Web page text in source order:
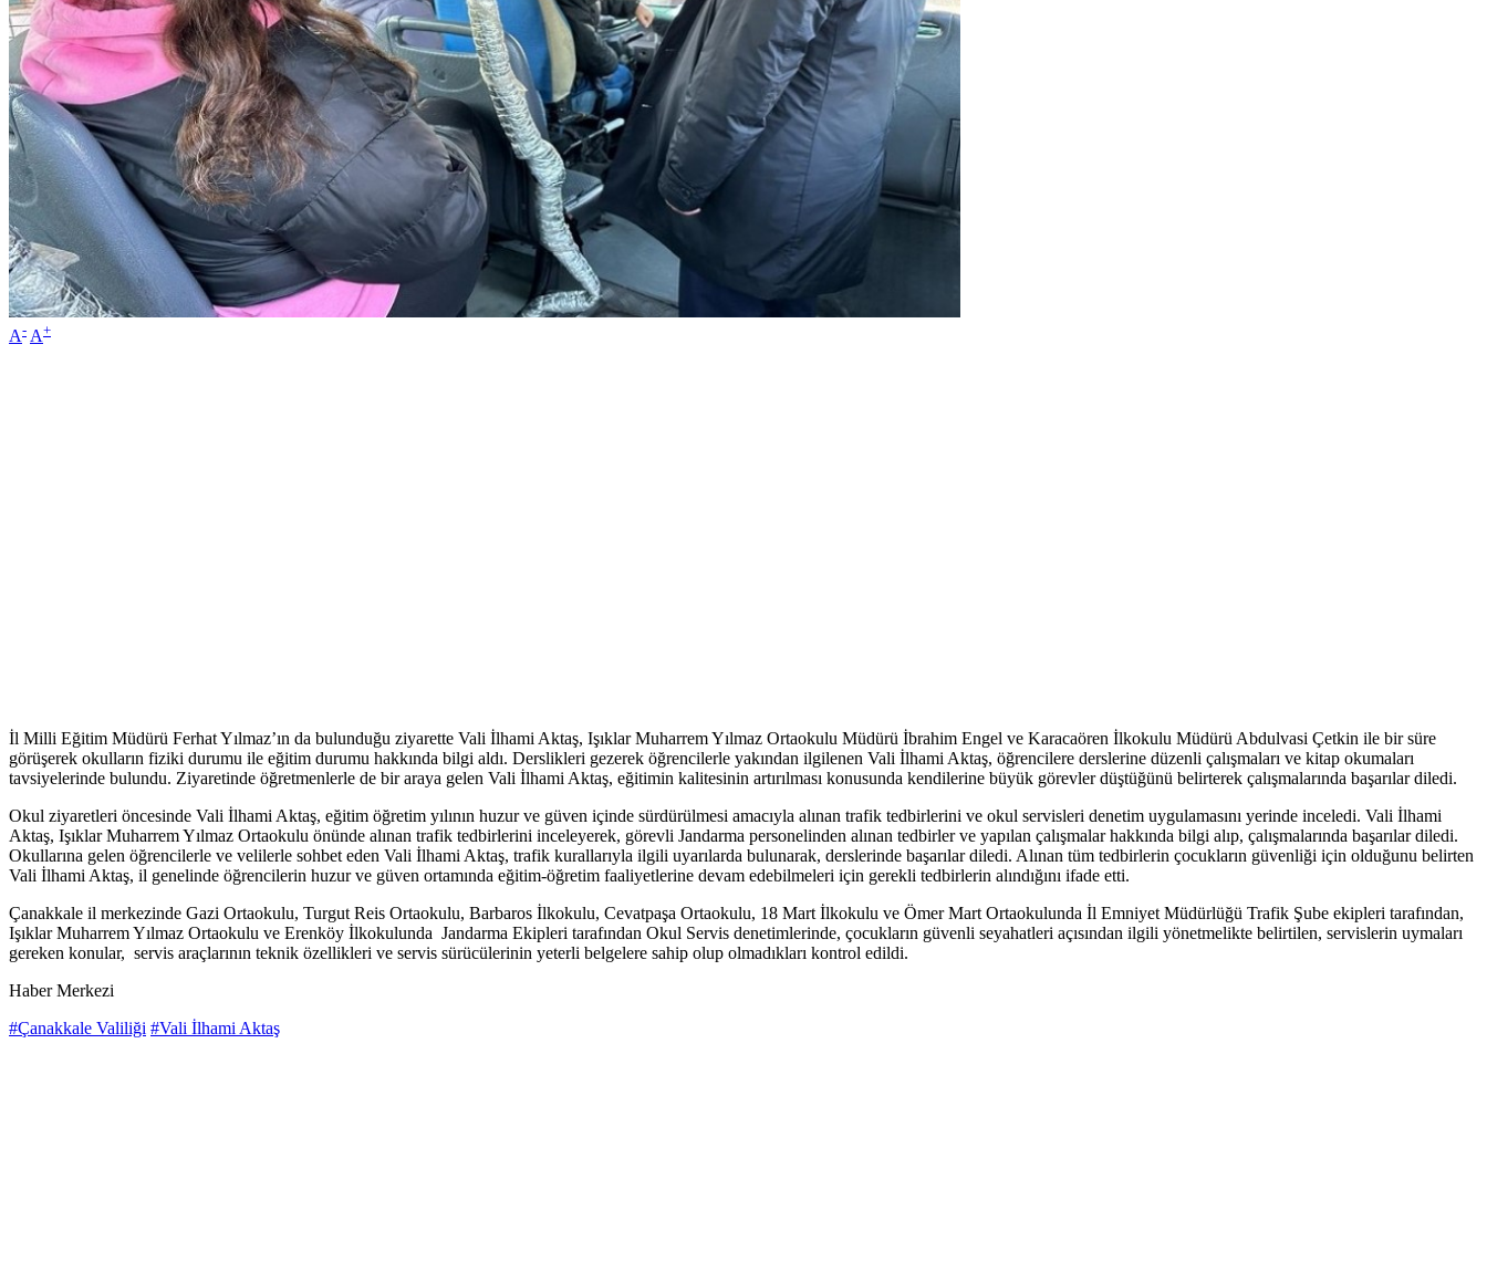
A- A+
İl Milli Eğitim Müdürü Ferhat Yılmaz’ın da bulunduğu ziyarette Vali İlhami Aktaş, Işıklar Muharrem Yılmaz Ortaokulu Müdürü İbrahim Engel ve Karacaören İlkokulu Müdürü Abdulvasi Çetkin ile bir süre
görüşerek okulların fiziki durumu ile eğitim durumu hakkında bilgi aldı. Derslikleri gezerek öğrencilerle yakından ilgilenen Vali İlhami Aktaş, öğrencilere derslerine düzenli çalışmaları ve kitap okumaları
tavsiyelerinde bulundu. Ziyaretinde öğretmenlerle de bir araya gelen Vali İlhami Aktaş, eğitimin kalitesinin artırılması konusunda kendilerine büyük görevler düştüğünü belirterek çalışmalarında başarılar diledi.
Okul ziyaretleri öncesinde Vali İlhami Aktaş, eğitim öğretim yılının huzur ve güven içinde sürdürülmesi amacıyla alınan trafik tedbirlerini ve okul servisleri denetim uygulamasını yerinde inceledi. Vali İlhami
Aktaş, Işıklar Muharrem Yılmaz Ortaokulu önünde alınan trafik tedbirlerini inceleyerek, görevli Jandarma personelinden alınan tedbirler ve yapılan çalışmalar hakkında bilgi alıp, çalışmalarında başarılar diledi.
Okullarına gelen öğrencilerle ve velilerle sohbet eden Vali İlhami Aktaş, trafik kurallarıyla ilgili uyarılarda bulunarak, derslerinde başarılar diledi. Alınan tüm tedbirlerin çocukların güvenliği için olduğunu belirten
Vali İlhami Aktaş, il genelinde öğrencilerin huzur ve güven ortamında eğitim-öğretim faaliyetlerine devam edebilmeleri için gerekli tedbirlerin alındığını ifade etti.
Çanakkale il merkezinde Gazi Ortaokulu, Turgut Reis Ortaokulu, Barbaros İlkokulu, Cevatpaşa Ortaokulu, 18 Mart İlkokulu ve Ömer Mart Ortaokulunda İl Emniyet Müdürlüğü Trafik Şube ekipleri tarafından,
Işıklar Muharrem Yılmaz Ortaokulu ve Erenköy İlkokulunda Jandarma Ekipleri tarafından Okul Servis denetimlerinde, çocukların güvenli seyahatleri açısından ilgili yönetmelikte belirtilen, servislerin uymaları
gereken konular, servis araçlarının teknik özellikleri ve servis sürücülerinin yeterli belgelere sahip olup olmadıkları kontrol edildi.
Haber Merkezi
#Çanakkale Valiliği #Vali İlhami Aktaş